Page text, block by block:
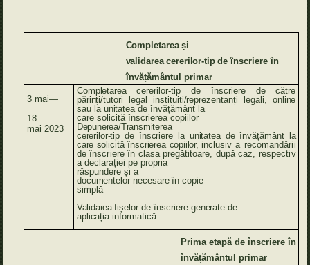
Completarea și
validarea cererilor-tip de înscriere în
învățământul primar
3 mai—
18
mai 2023
Completarea cererilor-tip deînscriere decătre
părinți/tutori
legal instituiți/reprezentanți legali,
online
sau la unitatea de învățământ la
care solicită înscrierea copiilor
Depunerea/Transmiterea
cererilor-tip de înscriere la unitatea de învățământ la
care solicită înscrierea copiilor, inclusiv a recomandării
deînscriere în clasa pregătitoare, dupăcaz,
respectiv
a declarației pe propria
răspundere și a
documentelor necesareîn copie
simplă
Validarea fișelordeînscrieregenerate de
aplicația informatică
Primaetapăde înscriere în
învățământul primar